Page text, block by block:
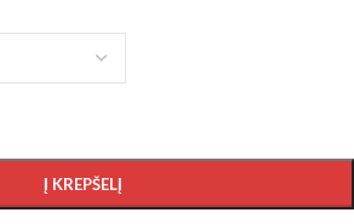
Į KREPŠELĮ